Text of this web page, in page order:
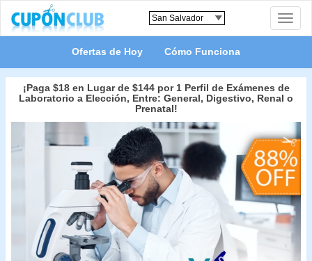
Toggle
Ofertas de Hoy Cómo Funciona
¡Paga $18 en Lugar de $144 por 1 Perfil de Exámenes de
Laboratorio a Elección, Entre: General, Digestivo, Renal o
Prenatal!